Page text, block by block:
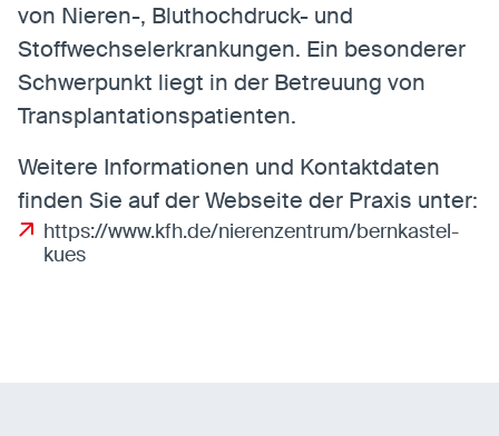
von Nieren-, Bluthochdruck- und
Stoffwechselerkrankungen. Ein besonderer
Schwerpunkt liegt in der Betreuung von
Transplantationspatienten.
Weitere Informationen und Kontaktdaten
finden Sie auf der Webseite der Praxis unter:
https://www.kfh.de/nierenzentrum/bernkastel-
kues
Anbieter: Vimeo Inc.
Zweck:Verwendung um Vimeo-Videoinhalte zu
entsperren.
Anbieter: Youtube LLC
Zweck: Verwendung um Youtube-Videoinhalte zu
entsperren.